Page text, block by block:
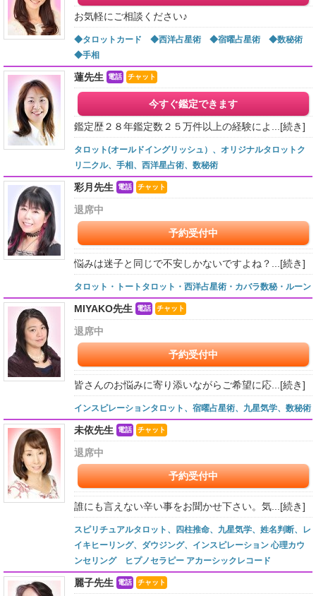
お気軽にご相談ください♪
◆タロットカード ◆西洋占星術 ◆宿曜占星術 ◆数秘術
◆手相
蓮先生 電話 チャット
今すぐ鑑定できます
鑑定歴２８年鑑定数２５万件以上の経験によ... [続き]
タロット(オールドイングリッシュ）、オリジナルタロットク
リ二クル、手相、西洋星占術、数秘術
彩月先生 電話 チャット
退席中
予約受付中
悩みは迷子と同じで不安しかないですよね？... [続き]
タロット・トートタロット・西洋占星術・カバラ数秘・ルーン
MIYAKO先生 電話 チャット
退席中
予約受付中
皆さんのお悩みに寄り添いながらご希望に応... [続き]
インスピレーションタロット、宿曜占星術、九星気学、数秘術
未依先生 電話 チャット
退席中
予約受付中
誰にも言えない辛い事をお聞かせ下さい。気... [続き]
スピリチュアルタロット、四柱推命、九星気学、姓名判断、レ
イキヒーリング、ダウジング、インスピレーション 心理カウ
ンセリング ヒプノセラピー アカーシックレコード
麗子先生 電話 チャット